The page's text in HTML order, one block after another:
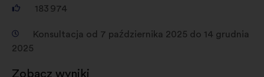
183 974
Konsultacja od 7 października 2025 do 14 grudnia
2025
Zobacz wyniki